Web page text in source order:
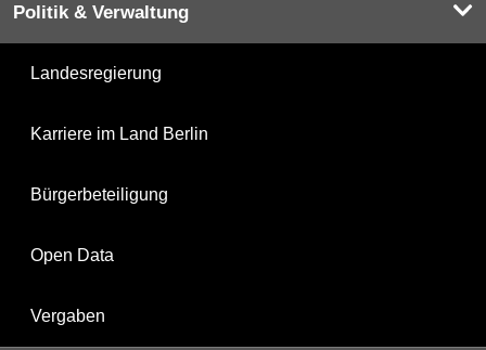
Politik & Verwaltung
Landesregierung
Karriere im Land Berlin
Bürgerbeteiligung
Open Data
Vergaben